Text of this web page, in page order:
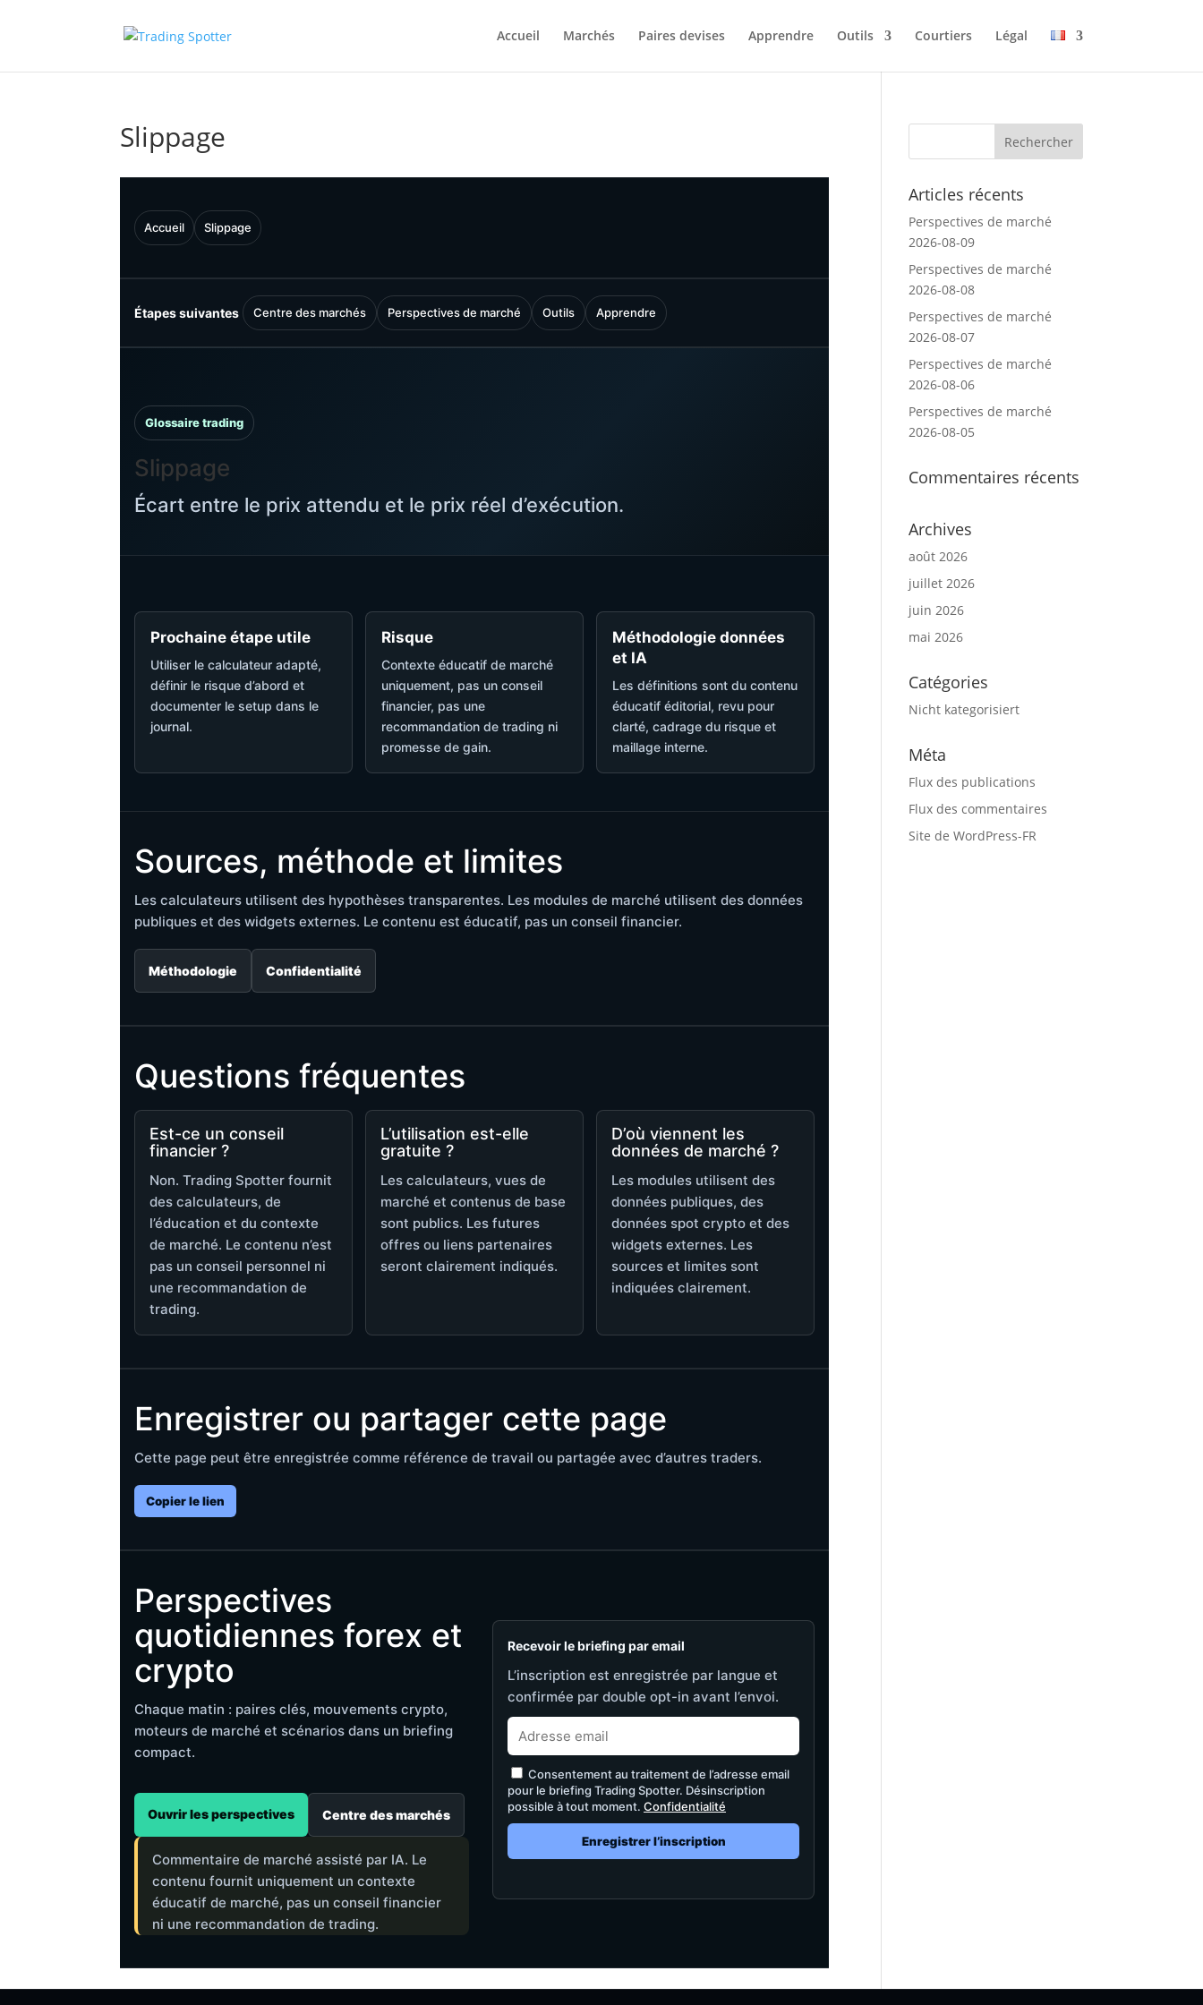
Accueil Marchés Paires devises Apprendre Outils Courtiers Légal
Slippage
Accueil Slippage
Étapes suivantes Centre des marchés Perspectives de marché Outils Apprendre
Glossaire trading
Slippage
Écart entre le prix attendu et le prix réel d’exécution.
Prochaine étape utile
Utiliser le calculateur adapté,
définir le risque d’abord et
documenter le setup dans le
journal.
Risque
Contexte éducatif de marché
uniquement, pas un conseil
financier, pas une
recommandation de trading ni
promesse de gain.
Méthodologie données
et IA
Les définitions sont du contenu
éducatif éditorial, revu pour
clarté, cadrage du risque et
maillage interne.
Sources, méthode et limites
Les calculateurs utilisent des hypothèses transparentes. Les modules de marché utilisent des données
publiques et des widgets externes. Le contenu est éducatif, pas un conseil financier.
Méthodologie Confidentialité
Questions fréquentes
Est-ce un conseil
financier ?
Non. Trading Spotter fournit
des calculateurs, de
l’éducation et du contexte
de marché. Le contenu n’est
pas un conseil personnel ni
une recommandation de
trading.
L’utilisation est-elle
gratuite ?
Les calculateurs, vues de
marché et contenus de base
sont publics. Les futures
offres ou liens partenaires
seront clairement indiqués.
D’où viennent les
données de marché ?
Les modules utilisent des
données publiques, des
données spot crypto et des
widgets externes. Les
sources et limites sont
indiquées clairement.
Enregistrer ou partager cette page
Cette page peut être enregistrée comme référence de travail ou partagée avec d’autres traders.
Copier le lien
Perspectives
quotidiennes forex et
crypto
Chaque matin : paires clés, mouvements crypto,
moteurs de marché et scénarios dans un briefing
compact.
Ouvrir les perspectives Centre des marchés
Commentaire de marché assisté par IA. Le
contenu fournit uniquement un contexte
éducatif de marché, pas un conseil financier
ni une recommandation de trading.
Recevoir le briefing par email
L’inscription est enregistrée par langue et
confirmée par double opt-in avant l’envoi.
Consentement au traitement de l’adresse email
pour le briefing Trading Spotter. Désinscription
possible à tout moment.Confidentialité
Enregistrer l’inscription
Articles récents
Perspectives de marché
2026-08-09
Perspectives de marché
2026-08-08
Perspectives de marché
2026-08-07
Perspectives de marché
2026-08-06
Perspectives de marché
2026-08-05
Commentaires récents
Archives
août 2026
juillet 2026
juin 2026
mai 2026
Catégories
Nicht kategorisiert
Méta
Flux des publications
Flux des commentaires
Site de WordPress-FR